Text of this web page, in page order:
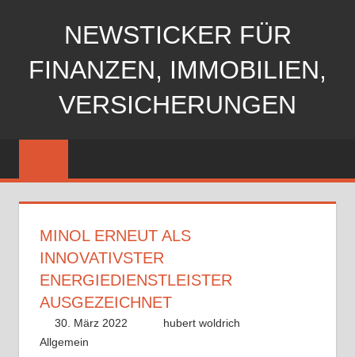
NEWSTICKER FÜR
FINANZEN, IMMOBILIEN,
VERSICHERUNGEN
MINOL ERNEUT ALS
INNOVATIVSTER
ENERGIEDIENSTLEISTER
AUSGEZEICHNET
30. März 2022
hubert woldrich
Allgemein